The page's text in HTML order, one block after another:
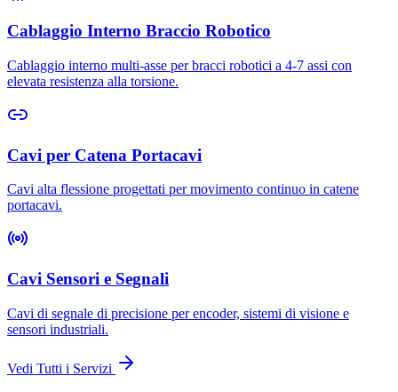
Cablaggio Interno Braccio Robotico
Cablaggio interno multi-asse per bracci robotici a 4-7 assi con
elevata resistenza alla torsione.
Cavi per Catena Portacavi
Cavi alta flessione progettati per movimento continuo in catene
portacavi.
Cavi Sensori e Segnali
Cavi di segnale di precisione per encoder, sistemi di visione e
sensori industriali.
Vedi Tutti i Servizi